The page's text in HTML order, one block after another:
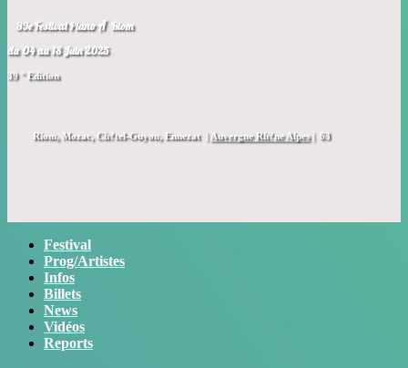
39e Festival Piano Ã Riom
du 04 au 18 Juin 2025
39 ° Edition
Riom, Mozac, Ch?tel-Guyon, Ennezat|Auvergne Rh?ne Alpes| 63
Festival
Prog/Artistes
Infos
Billets
News
Vidéos
Reports